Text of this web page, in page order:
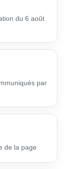
du 6 août
par
de la page